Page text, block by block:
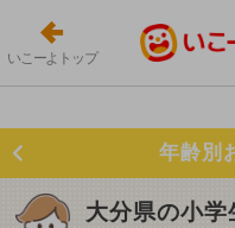
いこーよトップ
年齢別
大分県の小